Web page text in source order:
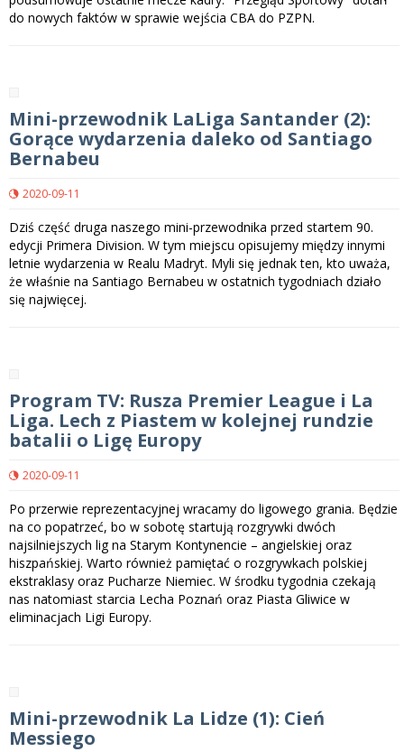
do nowych faktów w sprawie wejścia CBA do PZPN.
Mini-przewodnik LaLiga Santander (2):
Gorące wydarzenia daleko od Santiago
Bernabeu
2020-09-11
Dziś część druga naszego mini-przewodnika przed startem 90.
edycji Primera Division. W tym miejscu opisujemy między innymi
letnie wydarzenia w Realu Madryt. Myli się jednak ten, kto uważa,
że właśnie na Santiago Bernabeu w ostatnich tygodniach działo
się najwięcej.
Program TV: Rusza Premier League i La
Liga. Lech z Piastem w kolejnej rundzie
batalii o Ligę Europy
2020-09-11
Po przerwie reprezentacyjnej wracamy do ligowego grania. Będzie
na co popatrzeć, bo w sobotę startują rozgrywki dwóch
najsilniejszych lig na Starym Kontynencie – angielskiej oraz
hiszpańskiej. Warto również pamiętać o rozgrywkach polskiej
ekstraklasy oraz Pucharze Niemiec. W środku tygodnia czekają
nas natomiast starcia Lecha Poznań oraz Piasta Gliwice w
eliminacjach Ligi Europy.
Mini-przewodnik La Lidze (1): Cień
Messiego